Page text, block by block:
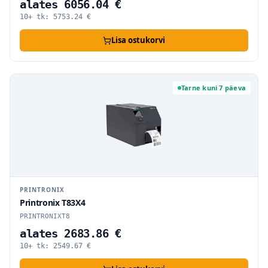
alates 6056.04 €
10+ tk: 5753.24 €
Lisa ostukorvi
Tarne kuni 7 päeva
PRINTRONIX
Printronix T83X4
PRINTRONIXT8
alates 2683.86 €
10+ tk: 2549.67 €